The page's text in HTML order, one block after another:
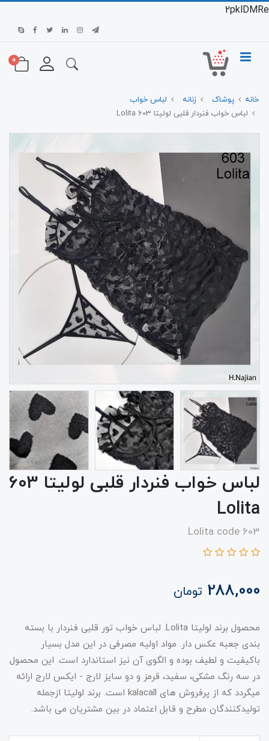
2pklDMRe
0
خانه پوشاک زنانه
لباس خواب
لباس خواب فنردار قلبی لولیتا 603 Lolita
لباس خواب فنردار قلبی لولیتا 603
Lolita
Lolita code 603
288,000 تومان
محصول برند لولیتا Lolita. لباس خواب تور قلبی فنردار با بسته
بندی جعبه عکس دار. مواد اولیه مصرفی در این مدل بسیار
باکیفیت و لطیف بوده و الگوی آن نیز استاندارد است. این محصول
در سه رنگ مشکی، سفید، قرمز و دو سایز لارج - ایکس لارج ارائه
میگردد که از پرفروش های kalacall است. برند لولیتا ازجمله
تولیدکنندگان مطرح و قابل اعتماد در بین مشتریان می باشد.